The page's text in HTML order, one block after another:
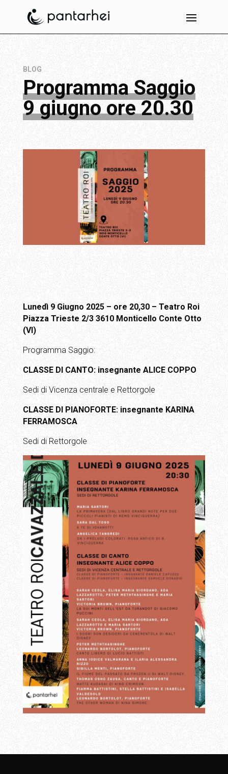
BLOG
Programma Saggio
9 giugno ore 20.30
Lunedì 9 Giugno 2025 – ore 20,30 – Teatro Roi
Piazza Trieste 2/3 3610 Monticello Conte Otto
(VI)
Programma Saggio:
CLASSE DI CANTO: insegnante ALICE COPPO
Sedi di Vicenza centrale e Rettorgole
CLASSE DI PIANOFORTE: insegnante KARINA
FERRAMOSCA
Sedi di Rettorgole